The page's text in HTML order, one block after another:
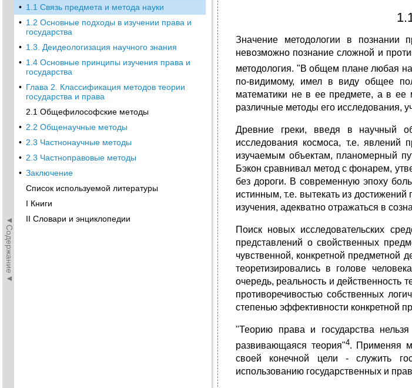
◄Содержание◄
• 1.1 Связь предмета и метода науки
• 1.2 Основные подходы в изучении права и
государства
• 1.3. Деидеологизация научного знания
• 1.4 Основные принципы изучения права и
государства
• Глава 2. Классификация методов теории
государства и права
2.1 Общефилософские методы
• 2.2 Общенаучные методы
• 2.3 Частнонаучные методы
• 2.3 Частноправовые методы
• Заключение
Список используемой литературы
I Книги
II Словари и энциклопедии
Значение методологии в познании
невозможно позна­ние сложной и
методология. "В общем плане любая
по-видимому, имел в виду общее
математики не в ее предмете, а в ее
различные методы его исследования,
Древние греки, введя в научный
исследования кос­моса, т.е. явлений
изучаемым объектам, планомерный
Бэкон сравнивал метод с фонарем,
без дороги. В современную эпоху
истин­ным, т.е. вытекать из
изучения, адекватно отражаться в
Поиск новых исследовательских
представле­ний о свойственных
чувственной, конкретной предметной
теоретизировались в голове
очередь, реальность и действенность
противоречивостью собственных
степенью эффективности конкретной
"Теорию права и государства
развивающаяся теория"4. Применяя
своей конечной цели - служить
использованию государственных и